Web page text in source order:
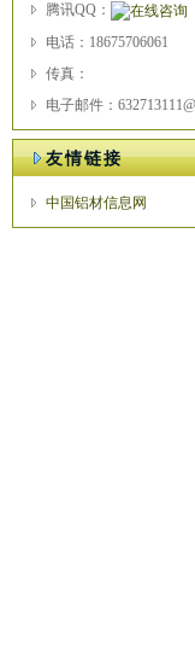
腾讯QQ：
电话：18675706061
传真：
电子邮件：
友情链接
中国铝材信息网